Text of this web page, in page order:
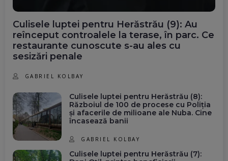
Culisele luptei pentru Herăstrău (9): Au
reînceput controalele la terase, în parc. Ce
restaurante cunoscute s-au ales cu
sesizări penale
GABRIEL KOLBAY
Culisele luptei pentru Herăstrău (8):
Războiul de 100 de procese cu Poliția
și afacerile de milioane ale Nuba. Cine
încasează banii
GABRIEL KOLBAY
Culisele luptei pentru Herăstrău (7):